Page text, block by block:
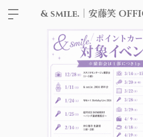
& smile.｜安藤笑